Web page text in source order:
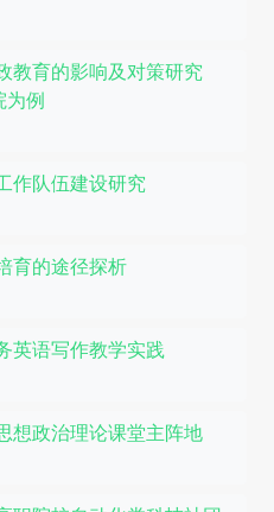
教育的影响及对策研究
例
作队伍建设研究
育的途径探析
英语写作教学实践
想政治理论课堂主阵地